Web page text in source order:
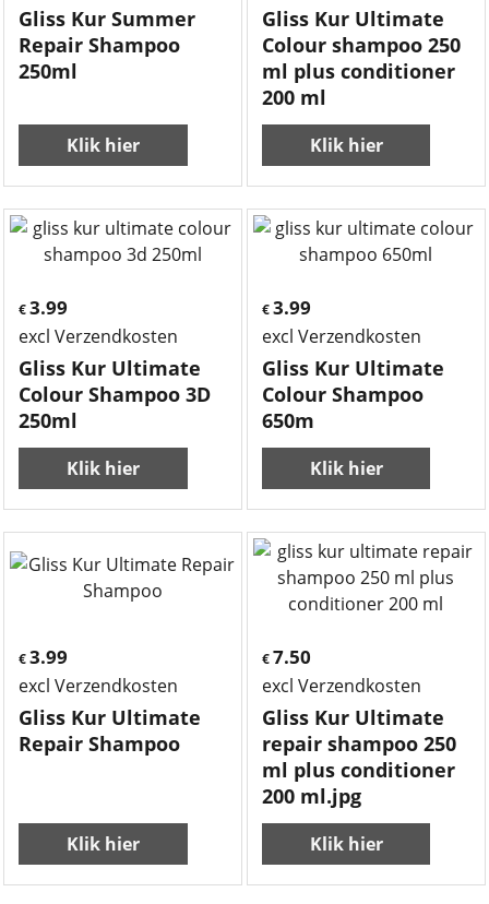
Gliss Kur Summer
Repair Shampoo
250ml
Klik hier
Gliss Kur Ultimate
Colour shampoo 250
ml plus conditioner
200 ml
Klik hier
€ 3.99
excl Verzendkosten
Gliss Kur Ultimate
Colour Shampoo 3D
250ml
Klik hier
€3.99
excl Verzendkosten
Gliss Kur Ultimate
Colour Shampoo
650m
Klik hier
€ 3.99
excl Verzendkosten
Gliss Kur Ultimate
Repair Shampoo
Klik hier
€7.50
excl Verzendkosten
Gliss Kur Ultimate
repair shampoo 250
ml plus conditioner
200 ml.jpg
Klik hier